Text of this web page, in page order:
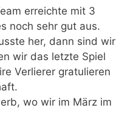
erreichte mit 3
noch sehr gut aus.
her, dann sind wir
wir das letzte Spiel
Verlierer gratulieren
wo wir im März im